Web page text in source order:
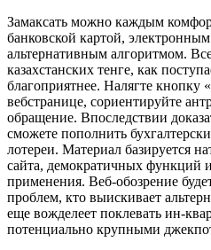
Замаксать можно каждым
банковской картой,
альтернативным алгоритмом.
казахстанских тенге, как
благоприятнее. Налягте кнопку
вебстранице, сориентируйте
обращение. Впоследствии
сможете пополнить
лотереи. Материал базируется
сайта, демократичных функций
применения. Веб-обозрение
проблем, кто выискивает
еще вожделеет поклевать ин-
потенциально крупными